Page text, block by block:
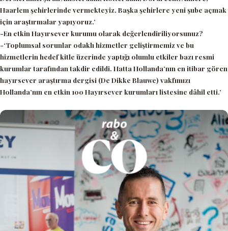
Haarlem şehirlerinde vermekteyiz. Başka şehirlere yeni şube açmak
için araştırmalar yapıyoruz.’
-En etkin Hayırsever kurumu olarak değerlendiriliyorsunuz?
-‘Toplumsal sorunlar odaklı hizmetler geliştirmemiz ve bu
hizmetlerin hedef kitle üzerinde yaptığı olumlu etkiler bazı resmi
kurumlar tarafından takdir edildi. Hatta Hollanda’nın en itibar gören
hayırsever araştırma dergisi (De Dikke Blauwe) vakfımızı
Hollanda’nın en etkin 100 Hayırsever kurumları listesine dâhil etti.’